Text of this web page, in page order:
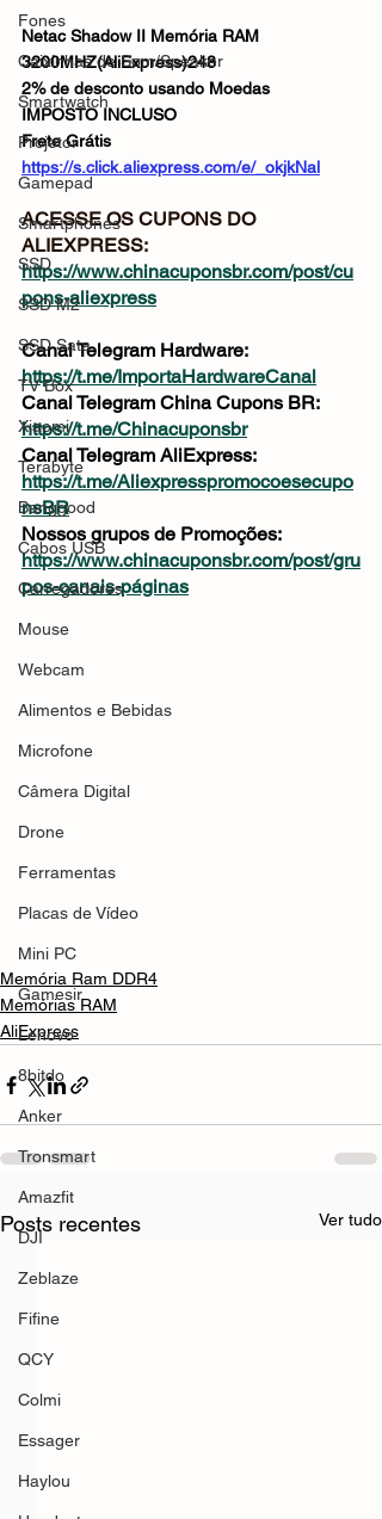
Fones
Caixinhas de Som/Speaker
Smartwatch
Projetor
Gamepad
Smartphones
SSD
SSD M2
SSD Sata
TV Box
Xiaomi
Terabyte
Banggood
Cabos USB
Carregadores
Mouse
Webcam
Alimentos e Bebidas
Microfone
Câmera Digital
Drone
Ferramentas
Placas de Vídeo
Mini PC
Gamesir
Lenovo
8bitdo
Anker
Tronsmart
Amazfit
DJI
Zeblaze
Fifine
QCY
Colmi
Essager
Haylou
Netac Shadow II Memória RAM
3200MHZ(AliExpress)248
2% de desconto usando Moedas
IMPOSTO INCLUSO
Frete Grátis
https://s.click.aliexpress.com/e/_okjkNal
ACESSE OS CUPONS DO
ALIEXPRESS:
https://www.chinacuponsbr.com/post/cu
pons-aliexpress
Canal Telegram Hardware:
https://t.me/ImportaHardwareCanal
Canal Telegram China Cupons BR:
https://t.me/Chinacuponsbr
Canal Telegram AliExpress:
https://t.me/Aliexpresspromocoesecupo
nsBR
Nossos grupos de Promoções:
https://www.chinacuponsbr.com/post/gru
pos-canais-páginas
Memória Ram DDR4
Memórias RAM
AliExpress
Posts recentes Ver tudo